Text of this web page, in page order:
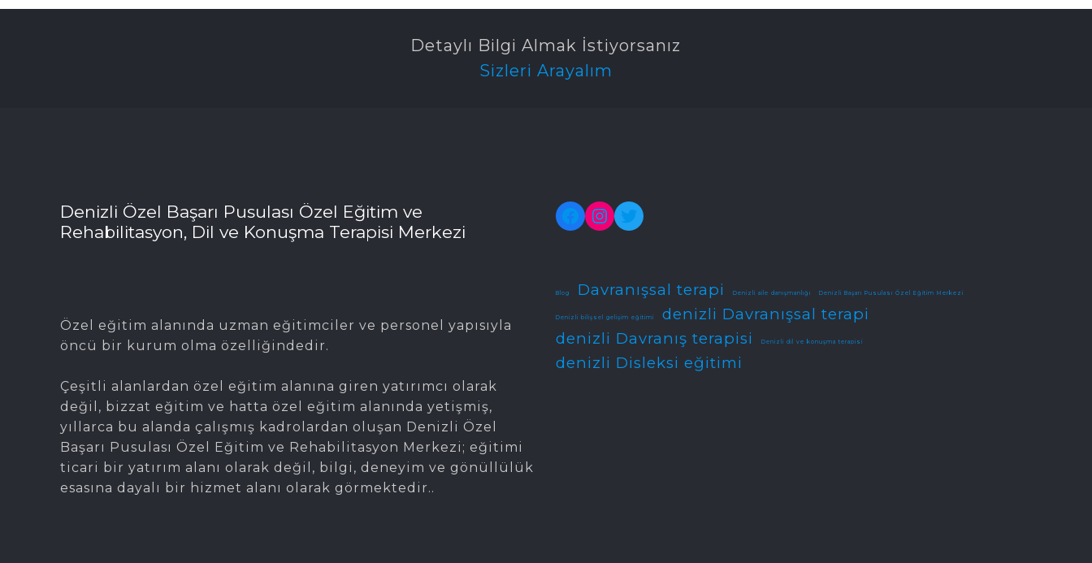
Detaylı Bilgi Almak İstiyorsanız
Sizleri Arayalım
Denizli Özel Başarı Pusulası Özel Eğitim ve
Rehabilitasyon, Dil ve Konuşma Terapisi Merkezi
Özel eğitim alanında uzman eğitimciler ve personel yapısıyla
öncü bir kurum olma özelliğindedir.
Çeşitli alanlardan özel eğitim alanına giren yatırımcı olarak
değil, bizzat eğitim ve hatta özel eğitim alanında yetişmiş,
yıllarca bu alanda çalışmış kadrolardan oluşan Denizli Özel
Başarı Pusulası Özel Eğitim ve Rehabilitasyon Merkezi; eğitimi
ticari bir yatırım alanı olarak değil, bilgi, deneyim ve gönüllülük
esasına dayalı bir hizmet alanı olarak görmektedir..
Facebook
Instagram
Twitter
Blog Davranışsal terapi Denizli aile danışmanlığı Denizli Başarı Pusulası Özel Eğitim Merkezi
Denizli bilişsel gelişim eğitimi
denizli Davranışsal terapi
denizli Davranış terapisi
Denizli dil ve konuşma terapisi
denizli Disleksi eğitimi